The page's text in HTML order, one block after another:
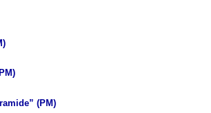
(PM)